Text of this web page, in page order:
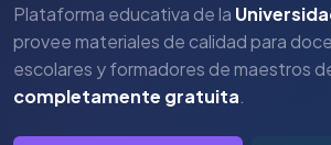
Plataforma educativa de la
provee materiales de calidad para
escolares y formadores de maestros
completamente gratuita.